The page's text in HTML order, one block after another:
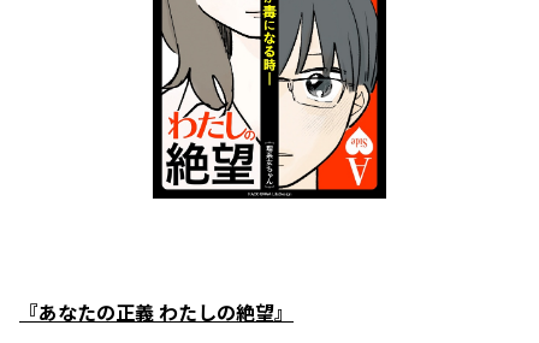
『あなたの正義 わたしの絶望』